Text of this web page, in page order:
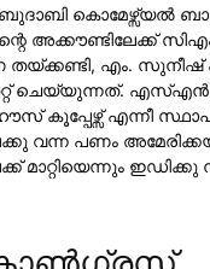
കൊമേഴ്സ്യല്‍
അക്കൗണ്ടിലേക്ക്
തയ്ക്കണ്ടി, എം.
ചെയ്യുന്നത്.
കൂപ്പേഴ്സ് എന്നീ
വന്ന പണം
മാറ്റിയെന്നും